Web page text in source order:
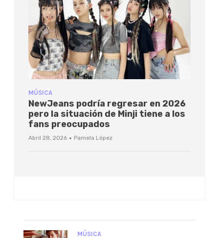
MÚSICA
NewJeans podría regresar en 2026
pero la situación de Minji tiene a los
fans preocupados
Abril 28, 2026 · Pamela López
MÚSICA